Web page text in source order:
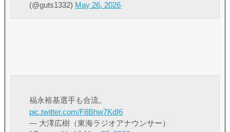
(@guts1332) May 26, 2026
福永裕基選手も合流。
pic.twitter.com/F8Bhw7KdI6
— 大澤広樹（東海ラジオアナウンサー）